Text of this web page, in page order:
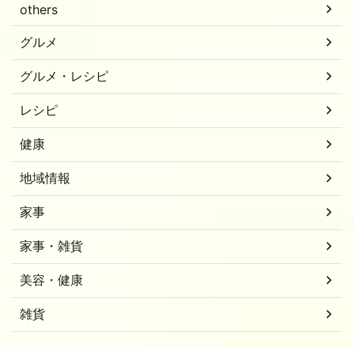
others
グルメ
グルメ・レシピ
レシピ
健康
地域情報
家事
家事・雑貨
美容・健康
雑貨